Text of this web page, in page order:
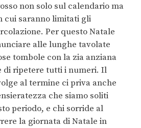
non solo sul calendario ma
cui saranno limitati gli
Per questo Natale
alle lunghe tavolate
tombole con la zia anziana
di ripetere tutti i numeri. Il
al termine ci priva anche
che siamo soliti
periodo, e chi sorride al
la giornata di Natale in